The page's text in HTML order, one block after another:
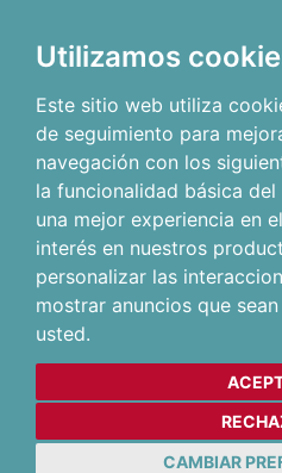
Utilizamos
Este sitio web utiliza
de seguimiento para
navegación con los
la funcionalidad básica
una mejor experiencia en
interés en nuestros
personalizar las
mostrar anuncios que
usted.
CAMBIAR